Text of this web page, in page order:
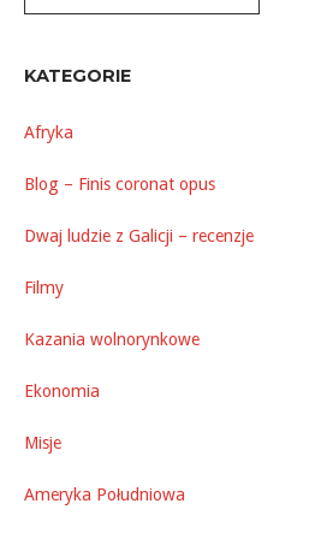
KATEGORIE
Afryka
Blog – Finis coronat opus
Dwaj ludzie z Galicji – recenzje
Filmy
Kazania wolnorynkowe
Ekonomia
Misje
Ameryka Południowa